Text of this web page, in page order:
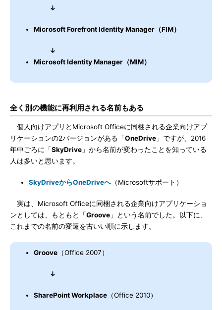
↓
Microsoft Forefront Identity Manager（FIM）
↓
Microsoft Identity Manager（MIM）
全く別の機能に再利用される名前もある
個人向けアプリとMicrosoft Officeに同梱される企業向けアプ
リケーションの2バージョンがある「OneDrive 」ですが、2016
年中ごろに「SkyDrive 」から名前が変わったことを知っている
人は多いと思います。
SkyDriveからOneDriveへ（Microsoftサポート）
実は、Microsoft Officeに同梱される企業向けアプリケーショ
ンとしては、もともと「Groove 」という名前でした。以下に、
これまでの名前の変遷を古いい順に示します。
Groove （Office 2007）
↓
SharePoint Workplace （Office 2010）